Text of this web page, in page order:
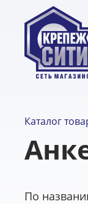
Каталог
По